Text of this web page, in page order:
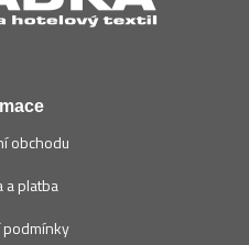
obchodu
a platba